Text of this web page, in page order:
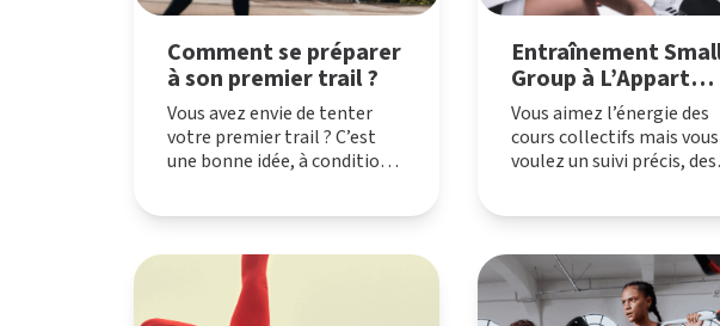
Comment se préparer
à son premier trail ?
Vous avez envie de tenter
votre premier trail ? C’est
une bonne idée, à condition
Entraînement
Group à L’Appart
Fitness
Vous aimez l’énergie des
cours collectifs mais vous
voulez un suivi précis, des